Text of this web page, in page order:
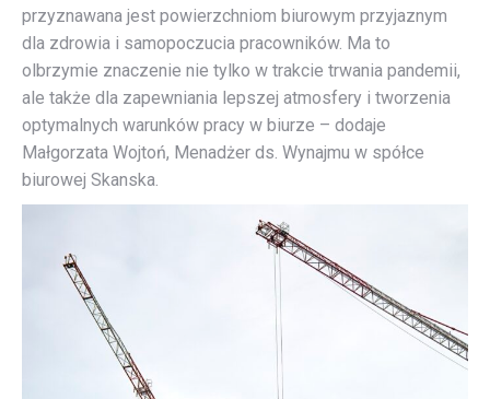
przyznawana jest powierzchniom biurowym przyjaznym
dla zdrowia i samopoczucia pracowników. Ma to
olbrzymie znaczenie nie tylko w trakcie trwania pandemii,
ale także dla zapewniania lepszej atmosfery i tworzenia
optymalnych warunków pracy w biurze – dodaje
Małgorzata Wojtoń, Menadżer ds. Wynajmu w spółce
biurowej Skanska.